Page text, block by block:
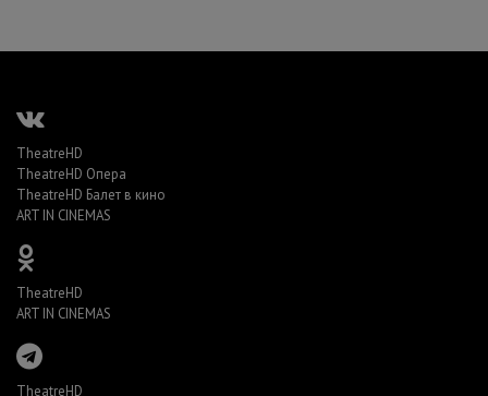
TheatreHD
TheatreHD Опера
TheatreHD Балет в кино
ART IN CINEMAS
TheatreHD
ART IN CINEMAS
TheatreHD